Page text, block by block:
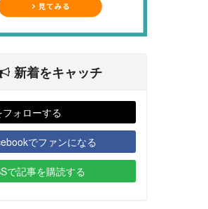
新着をキャッチ
フォローする
でファンになる
で記事を購読する